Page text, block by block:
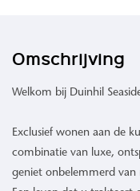
Omschrijving
Welkom bij Duinhil
Exclusief wonen aan de
combinatie van luxe,
geniet onbelemmerd van